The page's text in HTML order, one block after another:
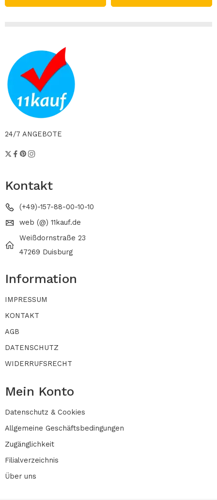
24/7 ANGEBOTE
Kontakt
(+49)-157-88-00-10-10
web (@) 11kauf.de
Weißdornstraße 23
47269 Duisburg
Information
IMPRESSUM
KONTAKT
AGB
DATENSCHUTZ
WIDERRUFSRECHT
Mein Konto
Datenschutz & Cookies
Allgemeine Geschäftsbedingungen
Zugänglichkeit
Filialverzeichnis
Über uns